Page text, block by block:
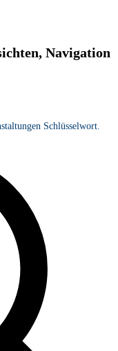
Navigation
Schlüsselwort.